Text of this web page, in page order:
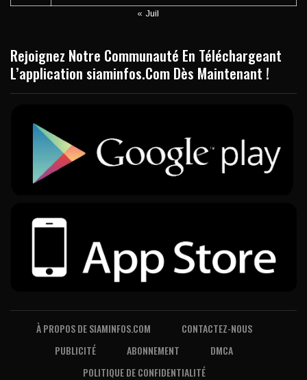
« Juil
Rejoignez Notre Communauté En Téléchargeant
L’application siaminfos.Com Dès Maintenant !
À PROPOS DE SIAMINFOS.COM
CONTACTEZ-NOUS
PUBLICITÉ
ABONNEMENT
DMCA
POLITIQUE DE CONFIDENTIALITÉ